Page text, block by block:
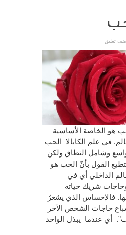
اضف تعليق
هو الخاصة الأساسية
في علم الكابالا الحب
وشامل النطاق ولكن
القول بأنّ الحب هو
الداخلي أي في
شريك حياته
فالإحساس الذي يشعرُ
حاجات الشخص الآخر
أي عندما يبذل الواحد